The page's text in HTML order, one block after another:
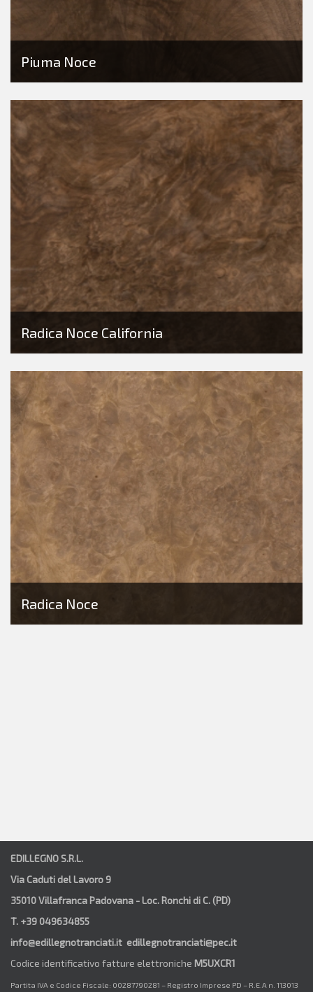
Piuma Noce
Radica Noce California
Radica Noce
EDILLEGNO S.R.L.
Via Caduti del Lavoro 9
35010 Villafranca Padovana - Loc. Ronchi di C. (PD)
T. +39 049634855
info@edillegnotranciati.it edillegnotranciati@pec.it
Codice identificativo fatture elettroniche M5UXCR1
Partita IVA e Codice Fiscale: 00287790281 – Registro Imprese PD – R.E.A n. 113013